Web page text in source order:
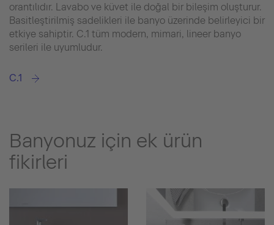
orantılıdır. Lavabo ve küvet ile doğal bir bileşim oluşturur.
Basitleştirilmiş sadelikleri ile banyo üzerinde belirleyici bir
etkiye sahiptir. C.1 tüm modern, mimari, lineer banyo
serileri ile uyumludur.
C.1
Banyonuz için ek ürün
fikirleri